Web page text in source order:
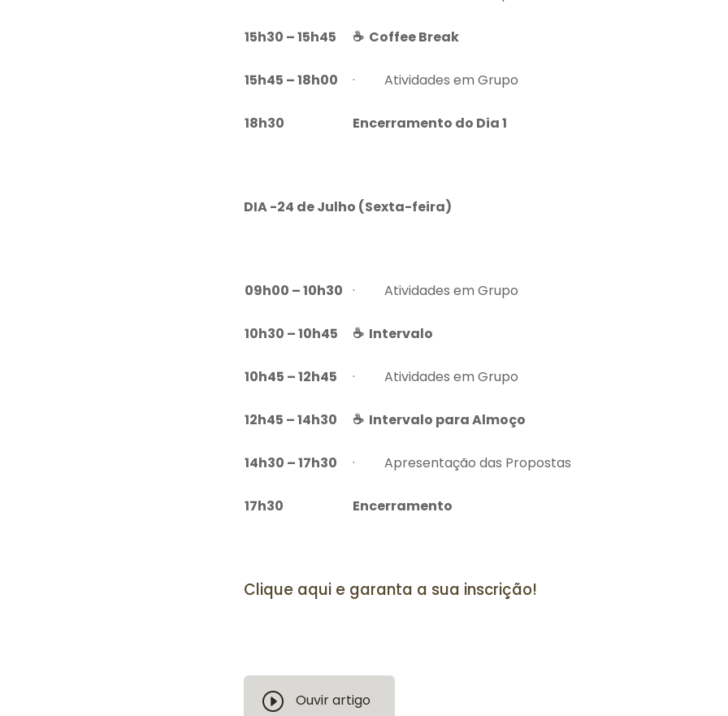
15h30 – 15h45 ☕ Coffee Break
15h45 – 18h00 · Atividades em Grupo
18h30 Encerramento do Dia 1
DIA -24 de Julho (Sexta-feira)
09h00 – 10h30 · Atividades em Grupo
10h30 – 10h45 ☕ Intervalo
10h45 – 12h45 · Atividades em Grupo
12h45 – 14h30 ☕ Intervalo para Almoço
14h30 – 17h30 · Apresentação das Propostas
17h30 Encerramento
Clique aqui e garanta a sua inscrição!
Ouvir artigo